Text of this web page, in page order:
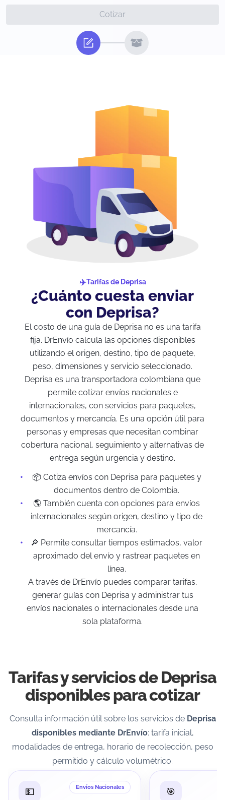
Cotizar
Tarifas de Deprisa
¿Cuánto cuesta enviar
con Deprisa?
El costo de una guía de Deprisa no es una tarifa
fija. DrEnvío calcula las opciones disponibles
utilizando el origen, destino, tipo de paquete,
peso, dimensiones y servicio seleccionado.
Deprisa es una transportadora colombiana que
permite cotizar envíos nacionales e
internacionales, con servicios para paquetes,
documentos y mercancía. Es una opción útil para
personas y empresas que necesitan combinar
cobertura nacional, seguimiento y alternativas de
entrega según urgencia y destino.
📦 Cotiza envíos con Deprisa para paquetes y
documentos dentro de Colombia.
🌎 También cuenta con opciones para envíos
internacionales según origen, destino y tipo de
mercancía.
🔎 Permite consultar tiempos estimados, valor
aproximado del envío y rastrear paquetes en
línea.
A través de DrEnvío puedes comparar tarifas,
generar guías con Deprisa y administrar tus
envíos nacionales o internacionales desde una
sola plataforma.
Tarifas y servicios de Deprisa
disponibles para cotizar
Consulta información útil sobre los servicios de Deprisa
disponibles mediante DrEnvío: tarifa inicial,
modalidades de entrega, horario de recolección, peso
permitido y cálculo volumétrico.
Envíos Nacionales